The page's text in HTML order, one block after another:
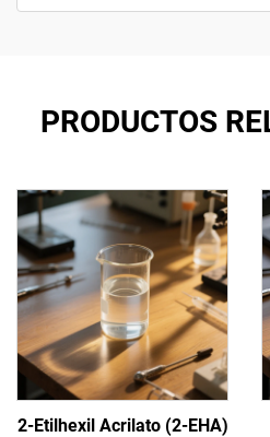
PRODUCTOS
2-Etilhexil Acrilato (2-EHA)